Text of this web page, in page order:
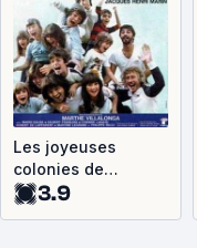
Les joyeuses
colonies de
vacances
3.9